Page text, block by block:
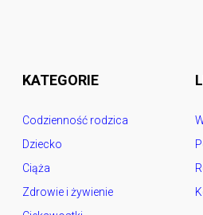
KATEGORIE
Codzienność rodzica
Dziecko
Ciąża
Zdrowie i żywienie